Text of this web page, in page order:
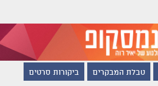
טבלת המבקרים ביקורות סרטים